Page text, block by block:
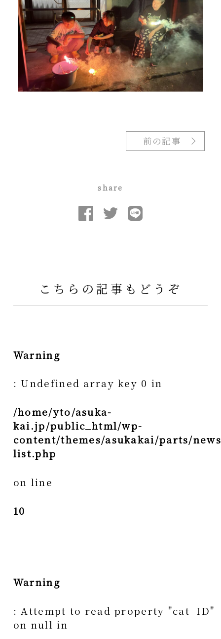
前の記事
share
こちらの記事もどうぞ
Warning
: Undefined array key 0 in
/home/yto/asuka-
kai.jp/public_html/wp-
content/themes/asukakai/parts/
list.php
on line
10
Warning
: Attempt to read property "cat_ID"
on null in